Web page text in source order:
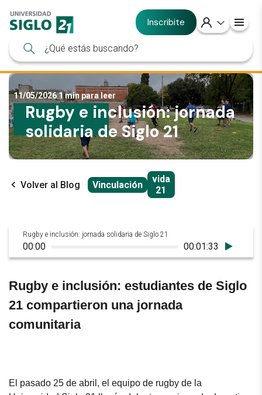
Inscribite
11/05/20261 min para leer
Rugby e inclusión: jornada
solidaria de Siglo 21
Volver al Blog Vinculación
vida
21
Rugby e inclusión: jornada solidaria de Siglo 21
00:00 00:01:33
Rugby e inclusión: estudiantes de Siglo
21 compartieron una jornada
comunitaria
El pasado 25 de abril, el equipo de rugby de la